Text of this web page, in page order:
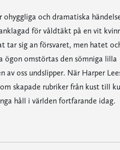
och dramatiska
för våldtäkt på en vit
tar sig an försvaret, men hatet
ögon omstörtas den sömniga lilla
av oss undslipper. När Harper
skapade rubriker från kust till
håll i världen fortfarande idag.